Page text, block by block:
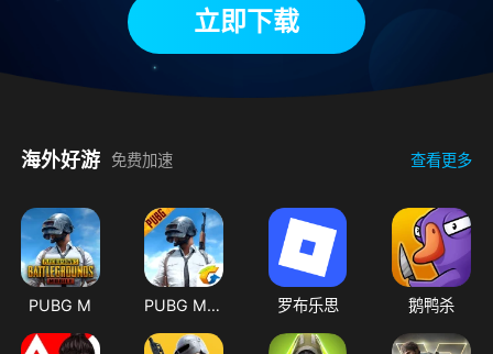
立即下载
海外好游 免费加速 查看更多
PUBG M PUBG M测试服 罗布乐思 鹅鸭杀